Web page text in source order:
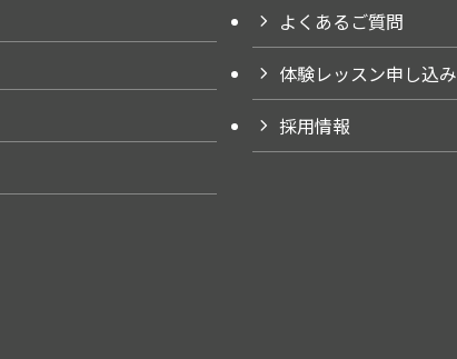
よくあるご質問
体験レッスン申し込み
採用情報